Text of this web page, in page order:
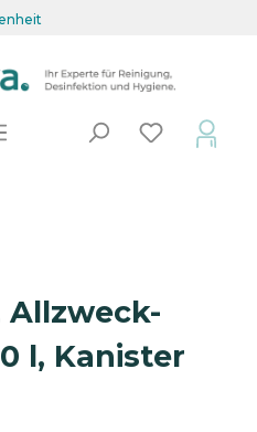
Allzweck-
l, Kanister